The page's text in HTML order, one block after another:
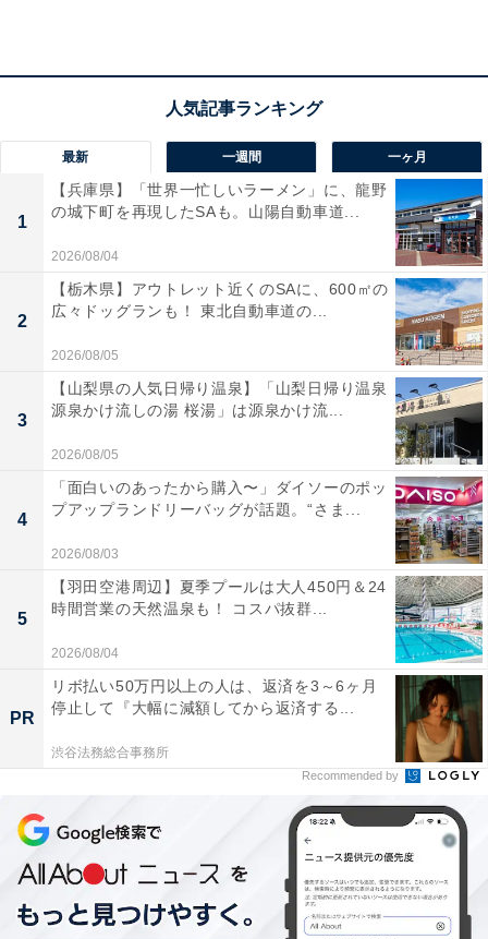
「酒々井温泉 湯楽の里」の口コミは？
「酒々井温泉 湯楽の里」には、以下のような口コミが寄
せられています。
次ページ
「酒々井温泉 湯楽の里」のアクセ
スや料金情報も見る
最新 一週間 一ヶ月
1
【兵庫県】「世界一忙しいラーメン」に、龍野
の城下町を再現したSAも。山陽自動車道...
2026/08/04
2
【栃木県】アウトレット近くのSAに、600㎡の
広々ドッグランも！ 東北自動車道の...
2026/08/05
3
【山梨県の人気日帰り温泉】「山梨日帰り温泉
源泉かけ流しの湯 桜湯」は源泉かけ流...
2026/08/05
4
「面白いのあったから購入〜」ダイソーのポッ
プアップランドリーバッグが話題。“さま...
2026/08/03
5
【羽田空港周辺】夏季プールは大人450円＆24
時間営業の天然温泉も！ コスパ抜群...
2026/08/04
PR
リボ払い50万円以上の人は、返済を3～6ヶ月
停止して『大幅に減額してから返済する...
渋谷法務総合事務所
Recommended by